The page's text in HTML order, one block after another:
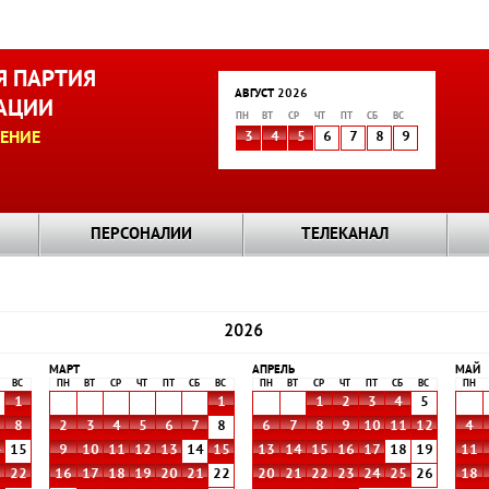
ПАРТИЯ
АВГУСТ 2026
ПН ВТ СР ЧТ СБ ВС
3 4 5 6 7 8 9
ПЕРСОНАЛИИ ТЕЛЕКАНАЛ
2026
ВС
1
8
15
22
МАРТ
ПН ВТ СР ЧТ СБ ВС
1
2
3 4 5 6 7
8
9
10 11 12 13 14
15
16
17 18 19 20 21
22
АПРЕЛЬ
ПН ВТ СР ЧТ СБ ВС
1 2 3 4
5
6
7 8 9 10 11
12
13
14 15 16 17 18
19
20
21 22 23 24 25
26
МАЙ
ПН
4
11
18